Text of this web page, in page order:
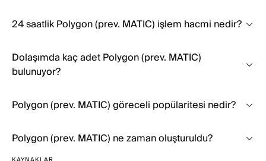
24 saatlik Polygon (prev. MATIC) işlem hacmi nedir?
Dolaşımda kaç adet Polygon (prev. MATIC)
bulunuyor?
Polygon (prev. MATIC) göreceli popülaritesi nedir?
Polygon (prev. MATIC) ne zaman oluşturuldu?